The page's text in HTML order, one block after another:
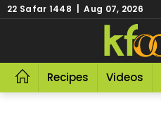
22 Safar 1448 | Aug 07, 2026
Recipes Videos